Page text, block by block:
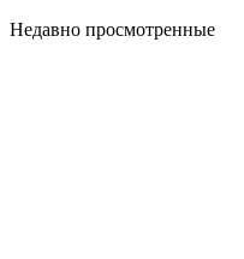
Недавно просмотренные